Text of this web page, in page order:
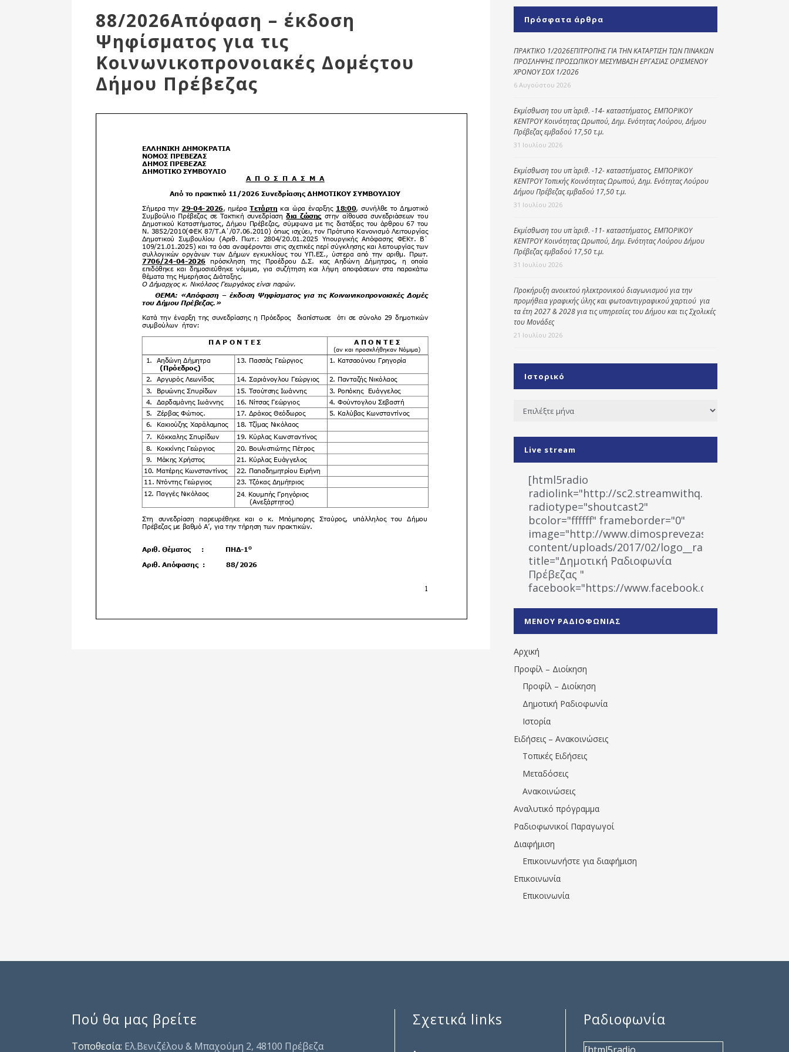
Δημοτικές
Ενότητες
Κοινωνικό
παντοπωλείο
Kοινωνικό
φαρμακείο
Πρόγραμμα
Κέντρο Ημερήσιας
Φροντίδας
Ηλικιωμένων
(Κ.Η.Φ.Η.) Πρέβεζας
Αθλητικές
Υποδομές
Αθλητικές
Εκδηλώσεις
Δημοτική
Βιβλιοθήκη
Δίκτυο
Εθελοντισμού
Δήμου Πρέβεζας
Κέντρο δια βίου
Μάθησης
88/2026Απόφαση – έκδοση
Ψηφίσματος για τις
Κοινωνικοπρονοιακές Δομέςτου
Δήμου Πρέβεζας
Πρόσφατα άρθρα
ΠΡΑΚΤΙΚΟ 1/2026ΕΠΙΤΡΟΠΗΣ ΓΙΑ ΤΗΝ ΚΑΤΑΡΤΙΣΗ ΤΩΝ ΠΙΝΑΚΩΝ
ΠΡΟΣΛΗΨΗΣ ΠΡΟΣΩΠΙΚΟΥ ΜΕΣΥΜΒΑΣΗ ΕΡΓΑΣΙΑΣ ΟΡΙΣΜΕΝΟΥ
ΧΡΟΝΟΥ ΣΟΧ 1/2026
6 Αυγούστου 2026
Εκμίσθωση του υπ΄ αριθ. -14- καταστήματος, ΕΜΠΟΡΙΚΟΥ
ΚΕΝΤΡΟΥ Κοινότητας Ωρωπού, Δημ. Ενότητας Λούρου, Δήμου
Πρέβεζας εμβαδού 17,50 τ.μ.
31 Ιουλίου 2026
Εκμίσθωση του υπ΄ αριθ. -12- καταστήματος, ΕΜΠΟΡΙΚΟΥ
ΚΕΝΤΡΟΥ Τοπικής Κοινότητας Ωρωπού, Δημ. Ενότητας Λούρου
Δήμου Πρέβεζας εμβαδού 17,50 τ.μ.
31 Ιουλίου 2026
Εκμίσθωση του υπ΄ αριθ. -11- καταστήματος, ΕΜΠΟΡΙΚΟΥ
ΚΕΝΤΡΟΥ Κοινότητας Ωρωπού, Δημ. Ενότητας Λούρου Δήμου
Πρέβεζας εμβαδού 17,50 τ.μ.
31 Ιουλίου 2026
Προκήρυξη ανοικτού ηλεκτρονικού διαγωνισμού για την
προμήθεια γραφικής ύλης και φωτοαντιγραφικού χαρτιού για
τα έτη 2027 & 2028 για τις υπηρεσίες του Δήμου και τις Σχολικές
του Μονάδες
21 Ιουλίου 2026
Ιστορικό
Ιστορικό
Live stream
[html5radio
radiolink="http://sc2.streamwithq.com:8028/
radiotype="shoutcast2"
bcolor="ffffff" frameborder="0"
image="http://www.dimosprevezas.gr/wp-
content/uploads/2017/02/logo__radiofonias.jpg"
title="Δημοτική Ραδιοφωνία
Πρέβεζας "
facebook="https://www.facebook.com/
1531194763766854/" artist="" ]
ΜΕΝΟΥ ΡΑΔΙΟΦΩΝΙΑΣ
Αρχική
Προφίλ – Διοίκηση
Προφίλ – Διοίκηση
Δημοτική Ραδιοφωνία
Ιστορία
Ειδήσεις – Ανακοινώσεις
Τοπικές Ειδήσεις
Μεταδόσεις
Ανακοινώσεις
Αναλυτικό πρόγραμμα
Ραδιοφωνικοί Παραγωγοί
Διαφήμιση
Επικοινωνήστε για διαφήμιση
Επικοινωνία
Επικοινωνία
Πού θα μας βρείτε
Τοποθεσία: Ελ.Βενιζέλου & Μπαχούμη 2, 48100 Πρέβεζα
Σχετικά links
.
Ραδιοφωνία